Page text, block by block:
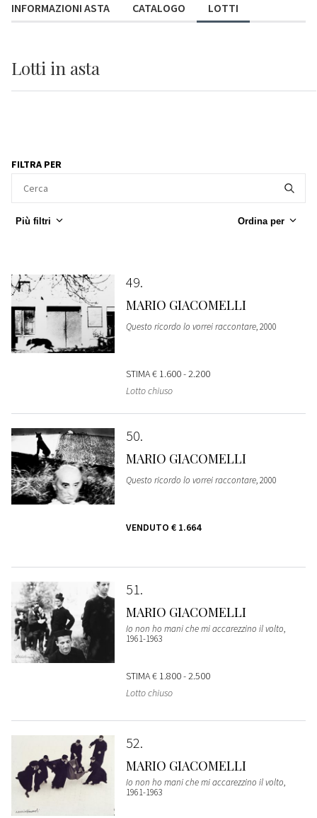
INFORMAZIONI ASTA CATALOGO LOTTI
Lotti in asta
FILTRA PER
Più filtri Ordina per
49
MARIO GIACOMELLI
Questo ricordo lo vorrei raccontare, 2000
STIMA€ 1.600 - 2.200
Lotto chiuso
50
MARIO GIACOMELLI
Questo ricordo lo vorrei raccontare, 2000
VENDUTO € 1.664
51
MARIO GIACOMELLI
Io non ho mani che mi accarezzino il volto,
1961-1963
STIMA€ 1.800 - 2.500
Lotto chiuso
52
MARIO GIACOMELLI
Io non ho mani che mi accarezzino il volto,
1961-1963